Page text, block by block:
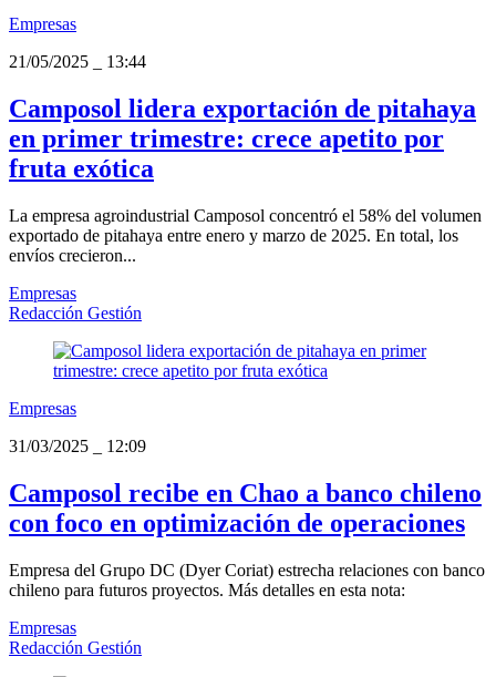
Empresas
21/05/2025
13:44
Camposol lidera exportación de pitahaya
en primer trimestre: crece apetito por
fruta exótica
La empresa agroindustrial Camposol concentró el 58% del volumen
exportado de pitahaya entre enero y marzo de 2025. En total, los
envíos crecieron...
Empresas
Redacción Gestión
Empresas
31/03/2025
12:09
Camposol recibe en Chao a banco chileno
con foco en optimización de operaciones
Empresa del Grupo DC (Dyer Coriat) estrecha relaciones con banco
chileno para futuros proyectos. Más detalles en esta nota:
Empresas
Redacción Gestión